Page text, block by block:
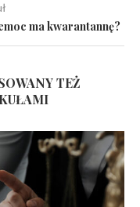
ma kwarantannę?
TEŻ